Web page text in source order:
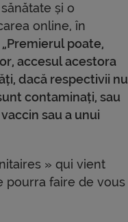
și o
online, în
„Premierul poate,
accesul acestora
dacă respectivii nu
contaminați, sau
sau a unui
» qui vient
pourra faire de vous